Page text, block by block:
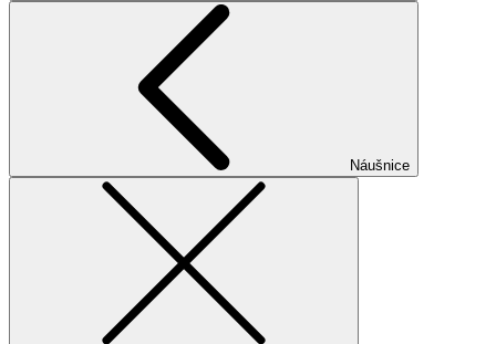
Náušnice